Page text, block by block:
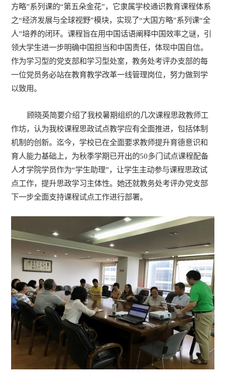
方略”系列课的“第五朵金花”，它隶属学校通识教育课程体系
之“经济发展与全球视野”模块，实现了“大国方略”系列课“全
人”培养的闭环。课程旨在用中国话语阐释中国效率之谜，引
领大学生进一步明确中国担当和中国责任，体现中国自信。
作为学习型的党支部和学习型处室，教务处考评办支部的每
一位党员务必站在教育教学改革一线管理岗位，努力做到学
以致用。
顾晓英简要介绍了我校暑期组织的几次课程思政教师工
作坊，认为我校课程思政试点教学应有全面推进，包括体制
机制的创新。迄今，学校已在全面要求教师提升育德意识和
育人能力基础上，为秋季学期已开出的50多门试点课程配备
人才学院学员作为“学生助理”，让学生主动参与课程思政试
点工作，提升思政学习主体性。她还就教务处考评办党支部
下一步全面支持课程试点工作进行部署。